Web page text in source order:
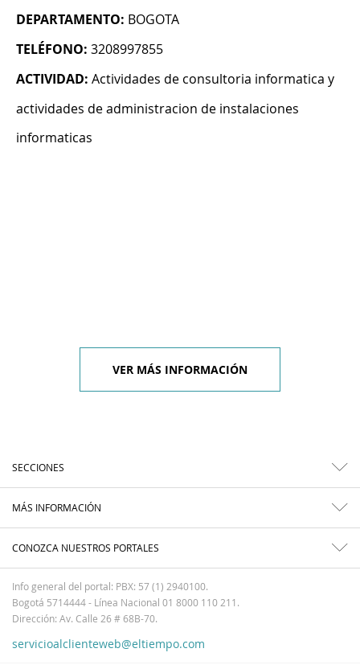
DEPARTAMENTO: BOGOTA
TELÉFONO: 3208997855
ACTIVIDAD: Actividades de consultoria informatica y
actividades de administracion de instalaciones
informaticas
VER MÁS INFORMACIÓN
SECCIONES
MÁS INFORMACIÓN
CONOZCA NUESTROS PORTALES
Info general del portal: PBX: 57 (1) 2940100.
Bogotá 5714444 - Línea Nacional 01 8000 110 211.
Dirección: Av. Calle 26 # 68B-70.
servicioalclienteweb@eltiempo.com